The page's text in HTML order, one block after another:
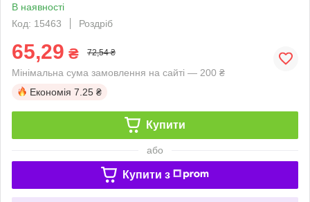
В наявності
Код: 15463
Роздріб
65,29 ₴ 72,54 ₴
Мінімальна сума замовлення на сайті — 200 ₴
Економія 7.25 ₴
Купити
або
Купити з